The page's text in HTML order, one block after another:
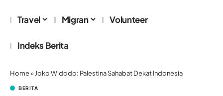
Travel Migran Volunteer
Indeks Berita
Home» Joko Widodo: Palestina Sahabat Dekat Indonesia
BERITA